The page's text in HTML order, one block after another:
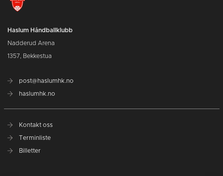
Haslum Håndballklubb
Nadderud Arena
1357, Bekkestua
post@haslumhk.no
haslumhk.no
Kontakt oss
Terminliste
Billetter